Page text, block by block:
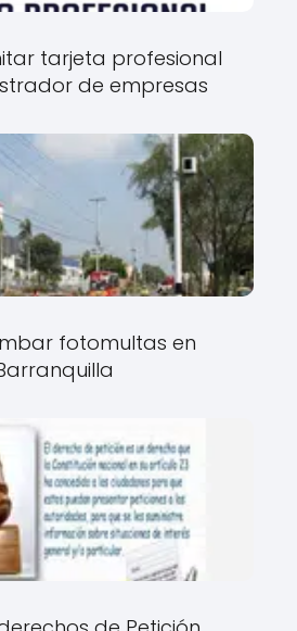
tarjeta profesional
de empresas
fotomultas en